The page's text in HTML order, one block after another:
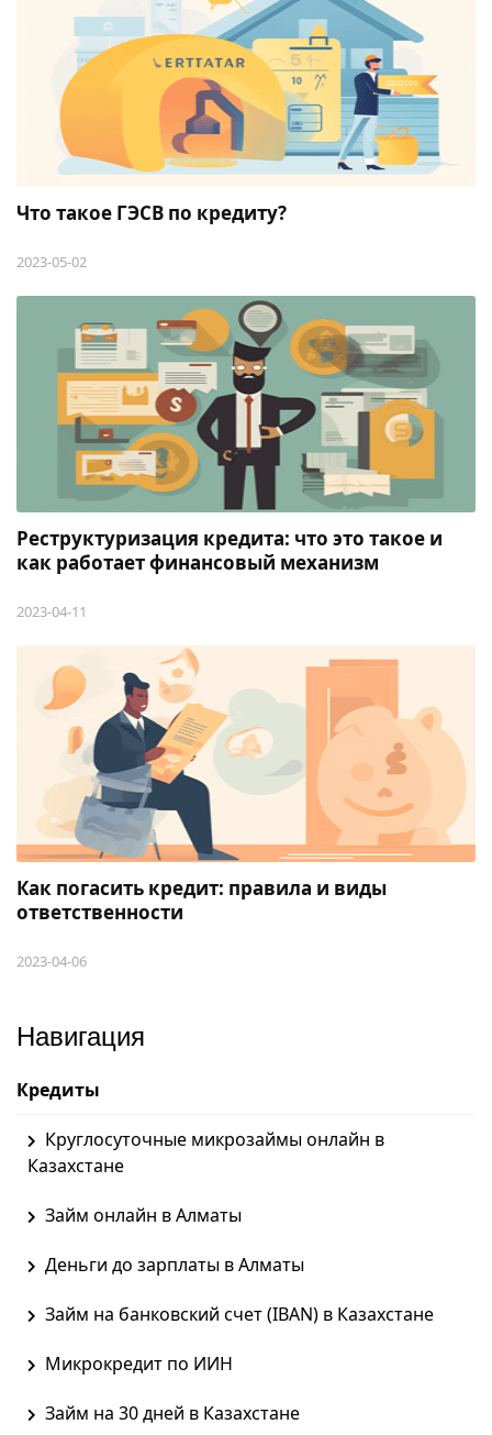
Что такое ГЭСВ по кредиту?
2023-05-02
Реструктуризация кредита: что это такое и
как работает финансовый механизм
2023-04-11
Как погасить кредит: правила и виды
ответственности
2023-04-06
Навигация
Кредиты
Круглосуточные микрозаймы онлайн в
Казахстане
Займ онлайн в Алматы
Деньги до зарплаты в Алматы
Займ на банковский счет (IBAN) в Казахстане
Микрокредит по ИИН
Займ на 30 дней в Казахстане